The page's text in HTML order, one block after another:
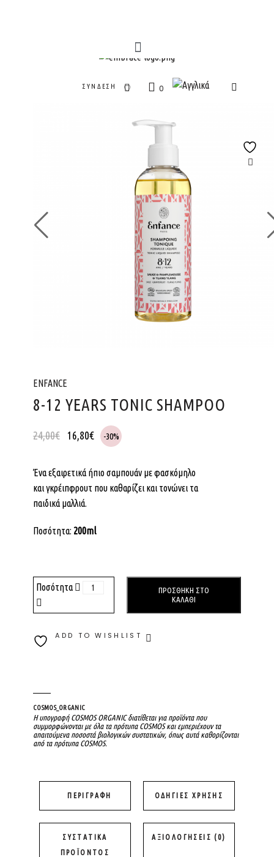
ΣΎΝΔΕΣΗ 0
ENFANCE
8-12 YEARS TONIC SHAMPOO
24,00€ 16,80€ -30%
Ένα εξαιρετικά ήπιο σαμπουάν με φασκόμηλο
και γκρέιπφρουτ που καθαρίζει και τονώνει τα
παιδικά μαλλιά.
Ποσότητα: 200ml
Ποσότητα
ΠΡΟΣΘΉΚΗ ΣΤΟ
ΚΑΛΆΘΙ
ADD TO WISHLIST
COSMOS_ORGANIC
Η υπογραφή COSMOS ORGANIC διατίθεται για προϊόντα που
συμμορφώνονται με όλα τα πρότυπα COSMOS και εμπεριέχουν τα
απαιτούμενα ποσοστά βιολογικών συστατικών, όπως αυτά καθορίζονται
από τα πρότυπα COSMOS.
ΠΕΡΙΓΡΑΦΉ ΟΔΗΓΊΕΣ ΧΡΉΣΗΣ
ΣΥΣΤΑΤΙΚΆ
ΠΡΟΪΌΝΤΟΣ
ΑΞΙΟΛΟΓΉΣΕΙΣ (0)